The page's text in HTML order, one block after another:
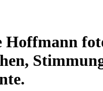
Hoffmann